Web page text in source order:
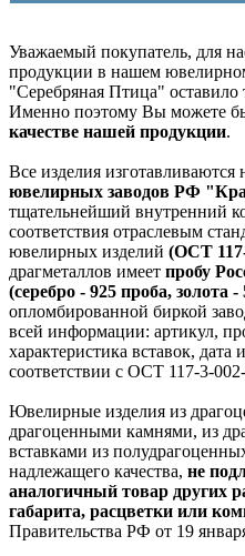
Уважаемый покупатель, для
продукции в нашем
"Серебряная Птица"
Именно поэтому Вы можете
качестве нашей продукции.
Все изделия изготавливаются
ювелирных заводов РФ
тщательнейший внутренний
соответствия отраслевым
ювелирных изделий (ОСТ
драгметаллов имеет пробу
(серебро - 925 проба, золота -
опломбированной биркой
всей информации: артикул,
характеристика вставок, дата
соответствии с ОСТ 117-3-
Ювелирные изделия из
драгоценными камнями, из
вставками из
надлежащего качества, не
аналогичный товар других
габарита, расцветки или
Правительства РФ от 19